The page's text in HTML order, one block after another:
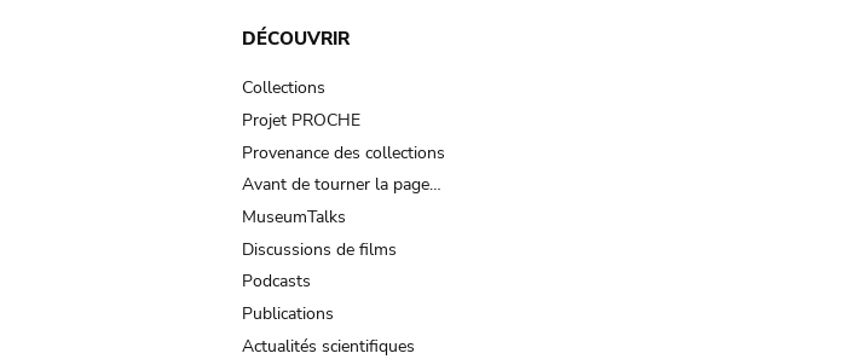
DÉCOUVRIR
Collections
Projet PROCHE
Provenance des collections
Avant de tourner la page…
MuseumTalks
Discussions de films
Podcasts
Publications
Actualités scientifiques